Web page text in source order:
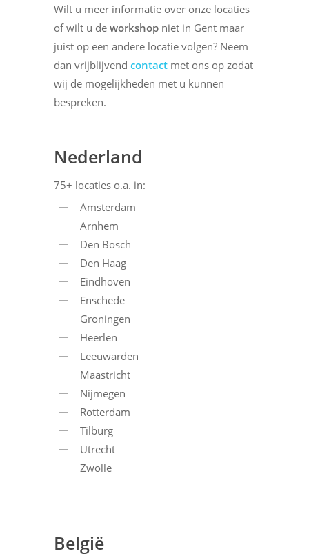
Wilt u meer informatie over onze locaties
of wilt u de workshopniet in Gent maar
juist op een andere locatie volgen? Neem
dan vrijblijvend contactmet ons op zodat
wij de mogelijkheden met u kunnen
bespreken.
Nederland
75+ locaties o.a. in:
Amsterdam
Arnhem
Den Bosch
Den Haag
Eindhoven
Enschede
Groningen
Heerlen
Leeuwarden
Maastricht
Nijmegen
Rotterdam
Tilburg
Utrecht
Zwolle
België